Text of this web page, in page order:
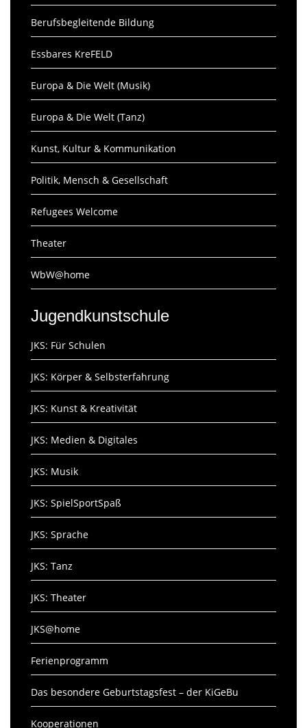
Berufsbegleitende Bildung
Essbares KreFELD
Europa & Die Welt (Musik)
Europa & Die Welt (Tanz)
Kunst, Kultur & Kommunikation
Politik, Mensch & Gesellschaft
Refugees Welcome
Theater
WbW@home
Jugendkunstschule
JKS: Für Schulen
JKS: Körper & Selbsterfahrung
JKS: Kunst & Kreativität
JKS: Medien & Digitales
JKS: Musik
JKS: SpielSportSpaß
JKS: Sprache
JKS: Tanz
JKS: Theater
JKS@home
Ferienprogramm
Das besondere Geburtstagsfest – der KiGeBu
Kooperationen